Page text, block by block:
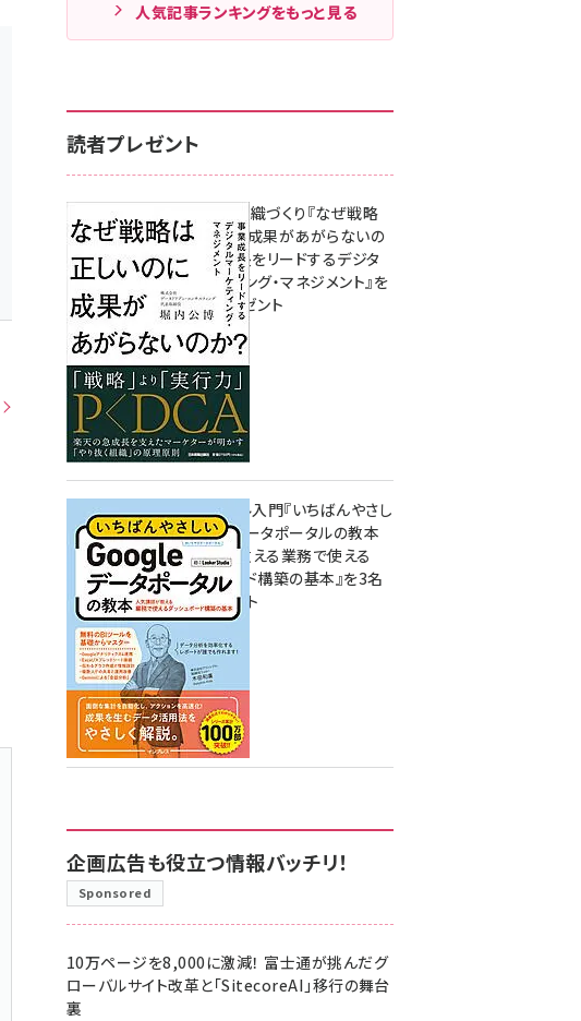
人気記事ランキングをもっと見る
読者プレゼント
成果を生む組織づくり『なぜ戦略
は正しいのに成果があがらないの
か？ 事業成長をリードするデジタ
ルマーケティング・マネジメント』を
3名様にプレゼント
10:00
無料BIツール入門『いちばんやさし
いGoogleデータポータルの教本
人気講師が教える業務で使える
ダッシュボード構築の基本』を3名
様にプレゼント
7月31日 10:00
企画広告も役立つ情報バッチリ！
Sponsored
10万ページを8,000に激減！ 富士通が挑んだグ
ローバルサイト改革と「SitecoreAI」移行の舞台
裏